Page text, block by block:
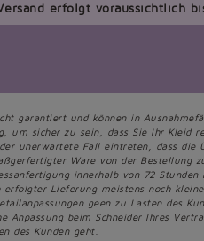
erfolgt voraussichtlich
garantiert und können in
um sicher zu sein, dass Sie Ihr Kleid
unerwartete Fall eintreten, dass
Ware von der Bestellung
innerhalb von 72
erfolgter Lieferung meistens noch
geen zu Lasten des
Anpassung beim Schneider Ihres
des Kunden geht.